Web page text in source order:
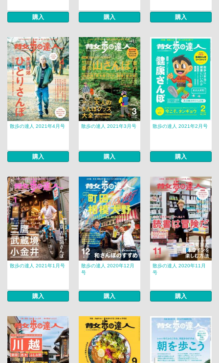
購入 購入 購入
散歩の達人 2021年4月号
購入
散歩の達人 2021年3月号
購入
散歩の達人 2021年2月号
購入
散歩の達人 2021年1月号
購入
散歩の達人 2020年12月
号
購入
散歩の達人 2020年11月
号
購入